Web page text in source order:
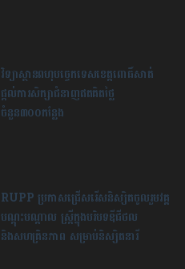
វិទ្យាស្ថានពហុបច្ចេកទេស​ខេត្តពោធិ៍សាត់
ផ្តល់ការ​សិក្សា​ជំនាញឥតគិតថ្លៃ
ចំនួន៣០០កន្លែង
RUPP ប្រកាសជ្រើសរើសនិស្សិតចូលរួមវគ្គ
បណ្ដុះបណ្ដាល ស្ត្រីក្នុងបរិបទឌីជីថល
និងសហគ្រិនភាព សម្រាប់និស្សិតនារី